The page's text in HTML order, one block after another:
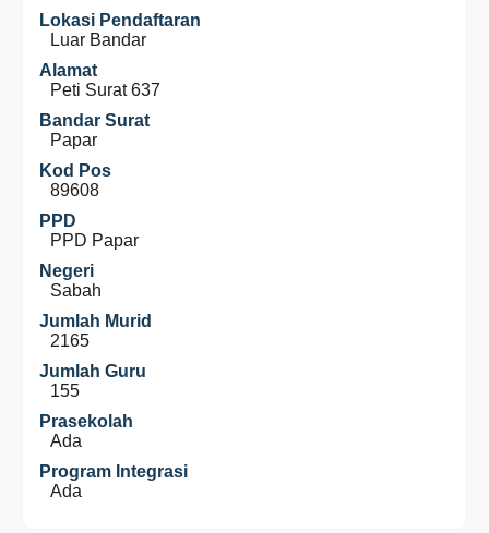
Lokasi Pendaftaran
Luar Bandar
Alamat
Peti Surat 637
Bandar Surat
Papar
Kod Pos
89608
PPD
PPD Papar
Negeri
Sabah
Jumlah Murid
2165
Jumlah Guru
155
Prasekolah
Ada
Program Integrasi
Ada